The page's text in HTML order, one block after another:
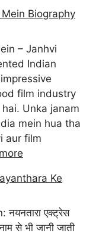
Biography
– Janhvi
Indian
film industry
Unka janam
mein hua tha
aur film
Ke
एक्ट्रेस
से भी जानी जाती